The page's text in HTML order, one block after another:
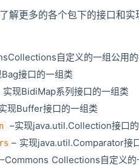
解更多的各个包下的接口和实
自定义的一组公用
接口的一组类
实现BidiMap系列接口的一组类
现Buffer接口的一组类
–实现java.util.Collection接口
– 实现java.util.Comparator接
–Commons Collections自定义的